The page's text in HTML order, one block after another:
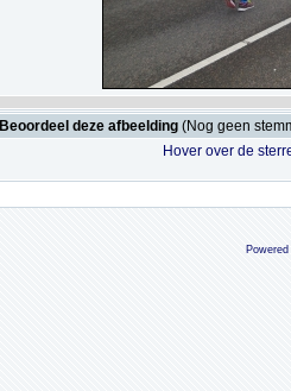
Beoordeel deze afbeelding (Nog geen
Hover over de